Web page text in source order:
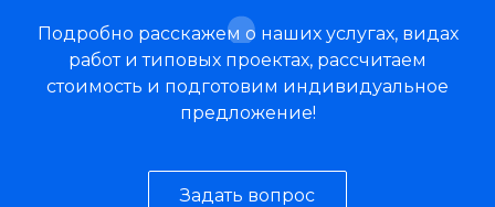
Подробно расскажем о наших услугах, видах
работ и типовых проектах, рассчитаем
стоимость и подготовим индивидуальное
предложение!
Задать вопрос